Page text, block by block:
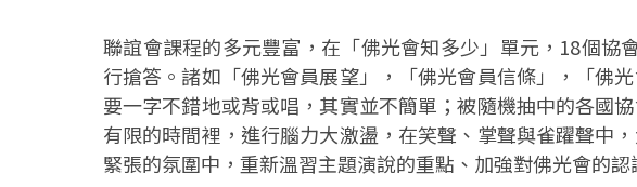
聯誼會課程的多元豐富，在「佛光會知多少」單元，18個協
行搶答。諸如「佛光會員展望」，「佛光會員信條」，「佛
要一字不錯地或背或唱，其實並不簡單；被隨機抽中的各國
有限的時間裡，進行腦力大激盪，在笑聲、掌聲與雀躍聲中
緊張的氛圍中，重新溫習主題演說的重點、加強對佛光會的認